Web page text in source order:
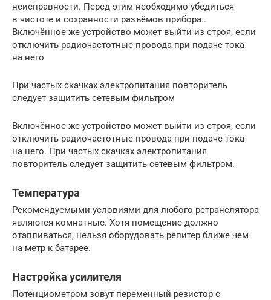
неисправности. Перед этим необходимо убедиться
в чистоте и сохранности разъёмов прибора..
Включённое же устройство может выйти из строя, если
отключить радиочастотные провода при подаче тока
на него
При частых скачках электропитания повторитель
следует защитить сетевым фильтром
Включённое же устройство может выйти из строя, если
отключить радиочастотные провода при подаче тока
на него. При частых скачках электропитания
повторитель следует защитить сетевым фильтром.
Температура
Рекомендуемыми условиями для любого ретранслятора
являются комнатные. Хотя помещение должно
отапливаться, нельзя оборудовать репитер ближе чем
на метр к батарее.
Настройка усилителя
Потенциометром зовут переменный резистор с